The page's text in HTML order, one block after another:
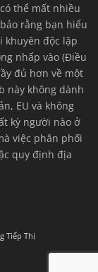
thể mất nhiều
rằng bạn hiểu
khuyên độc lập
nhấp vào (Điều
đủ hơn về một
này không dành
EU và không
kỳ người nào ở
việc phân phối
quy định địa
Tiếp Thị